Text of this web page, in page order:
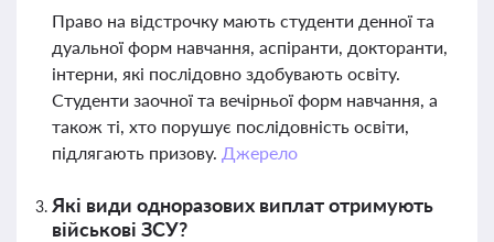
Право на відстрочку мають студенти денної та
дуальної форм навчання, аспіранти, докторанти,
інтерни, які послідовно здобувають освіту.
Студенти заочної та вечірньої форм навчання, а
також ті, хто порушує послідовність освіти,
підлягають призову. Джерело
Які види одноразових виплат отримують
військові ЗСУ?